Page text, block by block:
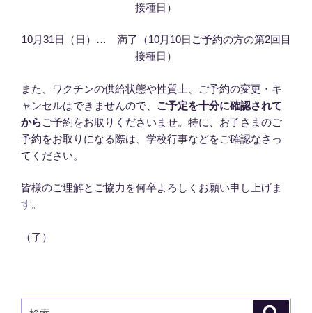
接種日）
10月31日（日）… 満了（10月10日ご予約の方の第2回目
接種日）
また、ワクチンの供給状態や性質上、ご予約の変更・キ
ャンセルはできませんので、 ご予定を十分に確認されて
からご予約をお取りくださいませ。特に、お子さまのご
予約をお取りになる際は、学校行事などをご確認なさっ
てください。
皆様のご理解とご協力を何卒よろしくお願い申し上げま
す。
（了）